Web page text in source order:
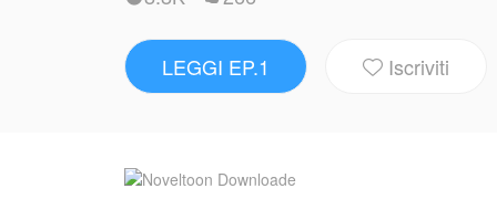
Lasciando la sua casa per affrontare il
incontra il fratello della sua nuova
dovrà rinunciare al suo lato da lupo?
Sfide e segreti saranno rivelati nella
dell'autore e non rappresenta la posizione
LEGGI EP.1  Iscriviti